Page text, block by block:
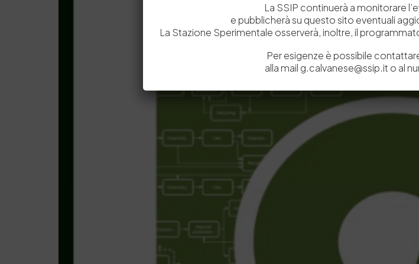
La SSIP continuerà a monitorare
e pubblicherà su questo sito eventuali
La Stazione Sperimentale osserverà, inoltre, il
Per esigenze è possibile
alla mail g.calvanese@ssip.it o al